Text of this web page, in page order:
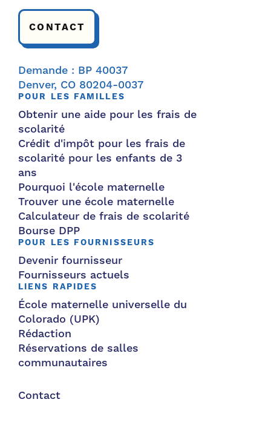
CONTACT
Demande : BP 40037
Denver, CO 80204-0037
POUR LES FAMILLES
Obtenir une aide pour les frais de
scolarité
Crédit d'impôt pour les frais de
scolarité pour les enfants de 3
ans
Pourquoi l'école maternelle
Trouver une école maternelle
Calculateur de frais de scolarité
Bourse DPP
POUR LES FOURNISSEURS
Devenir fournisseur
Fournisseurs actuels
LIENS RAPIDES
École maternelle universelle du
Colorado (UPK)
Rédaction
Réservations de salles
communautaires
Contact